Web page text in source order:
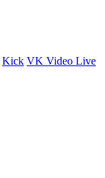
Kick VK Video Live